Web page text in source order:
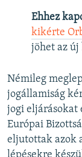
Ehhez
kikérte
jöhet az új
Némileg
jogállamiság
jogi eljárásokat
Európai
eljutottak azok